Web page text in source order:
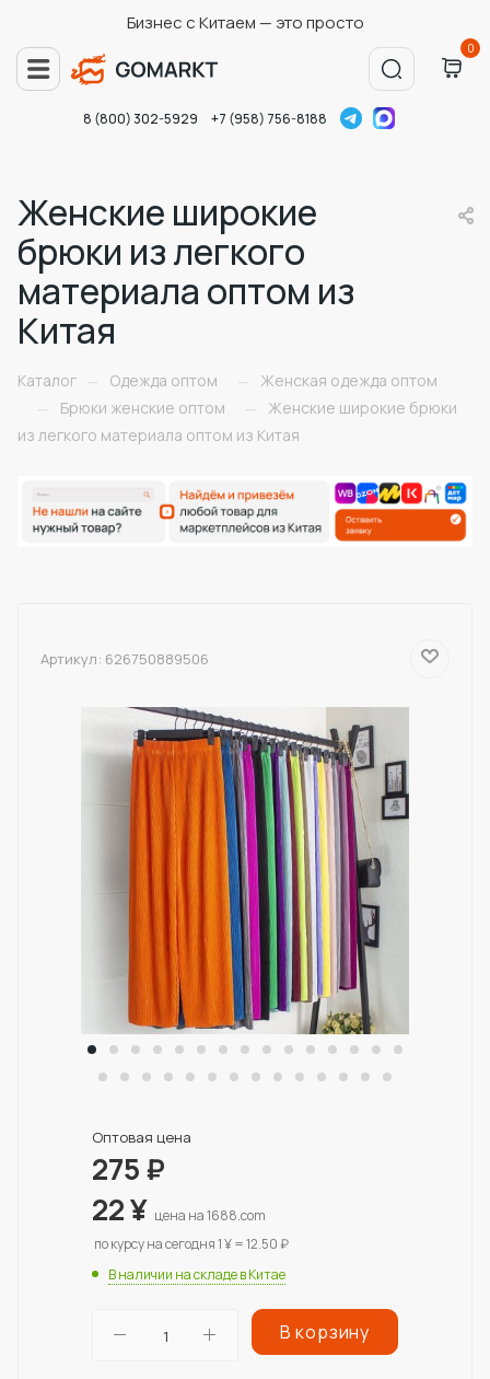
Бизнес с Китаем — это просто
0
8 (800) 302-5929 +7 (958) 756-8188
Женские широкие
брюки из легкого
материала оптом из
Китая
Каталог — Одежда оптом —
Женская одежда оптом
—
Брюки женские оптом —
Женские широкие брюки
из легкого материала оптом из Китая
Артикул: 626750889506
Оптовая цена
275₽
22¥ цена на 1688.com
по курсу на сегодня 1 ¥ = 12.50 ₽
В наличии на складе в Китае
В корзину